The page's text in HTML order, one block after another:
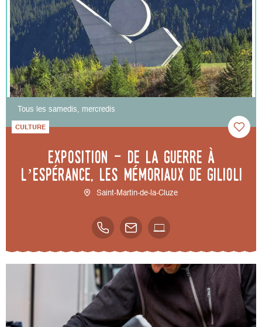
Tous les samedis, mercredis
CULTURE
Exposition - De la guerre à
l’espérance, les mémoriaux de Gilioli
Saint-Martin-de-la-Cluze